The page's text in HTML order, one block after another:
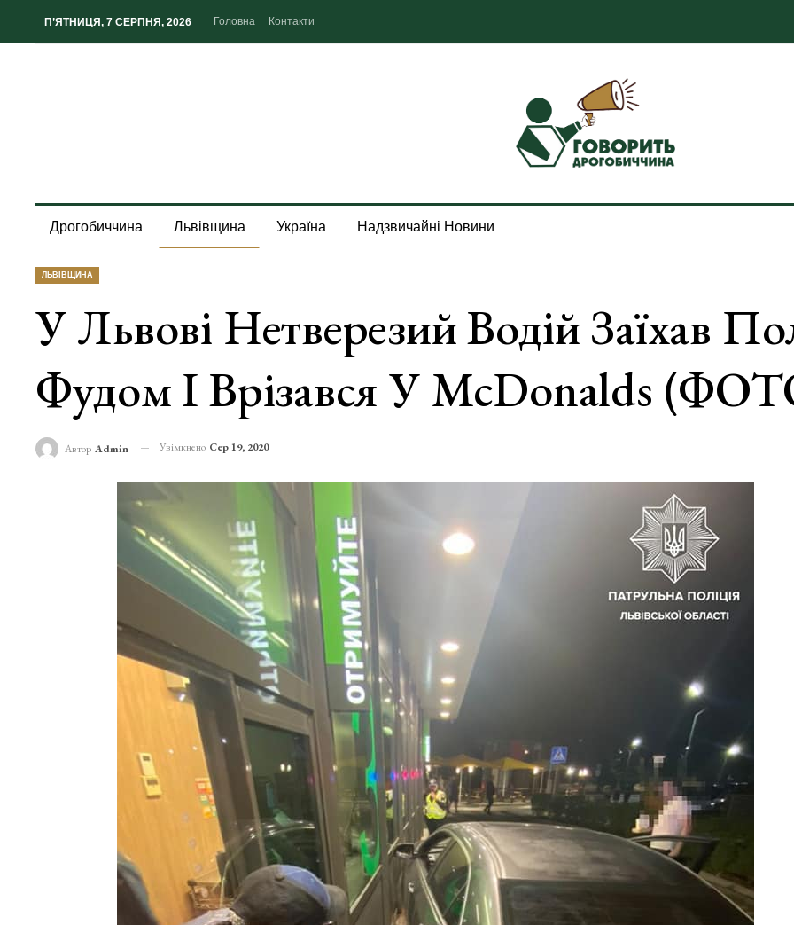
П’ЯТНИЦЯ, 7 СЕРПНЯ, 2026 Головна Контакти
Дрогобиччина Львівщина Україна Надзвичайні Новини
ЛЬВІВЩИНА
У Львові Нетверезий Водій Заїхав
Фудом І Врізався У McDonalds
Автор Admin Увімкнено Сер 19, 2020